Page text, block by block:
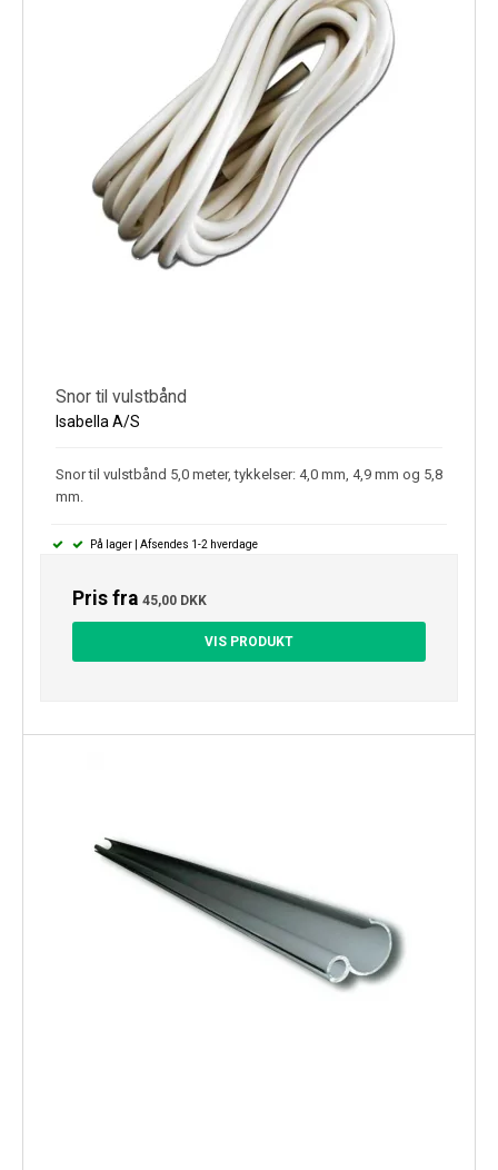
Snor til vulstbånd
Isabella A/S
Snor til vulstbånd 5,0 meter, tykkelser: 4,0 mm, 4,9 mm og 5,8
mm.
På lager | Afsendes 1-2 hverdage
Pris fra 45,00 DKK
VIS PRODUKT